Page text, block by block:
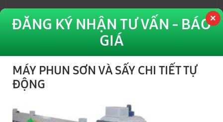
ĐĂNG KÝ NHẬN TƯ VẤN - BÁO
GIÁ
MÁY PHUN SƠN VÀ SẤY CHI TIẾT TỰ
ĐỘNG
Hệ thống Showroom - Bảo Hành